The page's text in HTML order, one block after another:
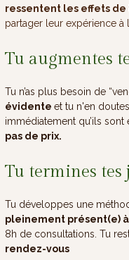
ressentent les effets de
partager leur expérience à
Tu augmentes
Tu n’as plus besoin de
évidente et tu n'en
immédiatement qu’ils
pas de prix.
Tu termines tes
Tu développes une
pleinement présent(e)
8h de consultations. Tu
rendez-vous